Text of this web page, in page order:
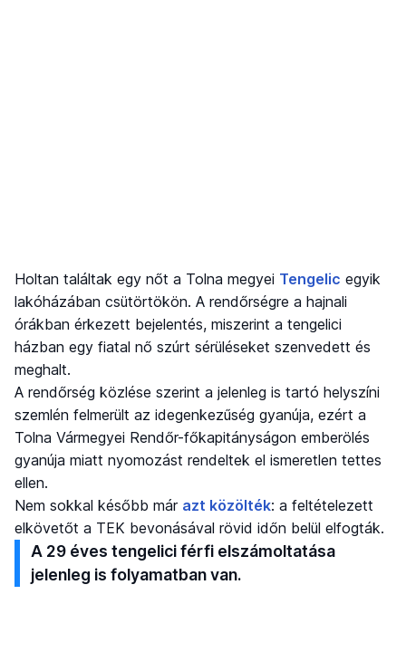
Holtan találtak egy nőt a Tolna megyei Tengelic egyik
lakóházában csütörtökön. A rendőrségre a hajnali
órákban érkezett bejelentés, miszerint a tengelici
házban egy fiatal nő szúrt sérüléseket szenvedett és
meghalt.
A rendőrség közlése szerint a jelenleg is tartó helyszíni
szemlén felmerült az idegenkezűség gyanúja, ezért a
Tolna Vármegyei Rendőr-főkapitányságon emberölés
gyanúja miatt nyomozást rendeltek el ismeretlen tettes
ellen.
Nem sokkal később már azt közölték: a feltételezett
elkövetőt a TEK bevonásával rövid időn belül elfogták.
A 29 éves tengelici férfi elszámoltatása
jelenleg is folyamatban van.